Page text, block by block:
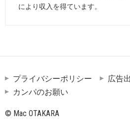
により収入を得ています。
プライバシーポリシー
広告
カンパのお願い
© Mac OTAKARA